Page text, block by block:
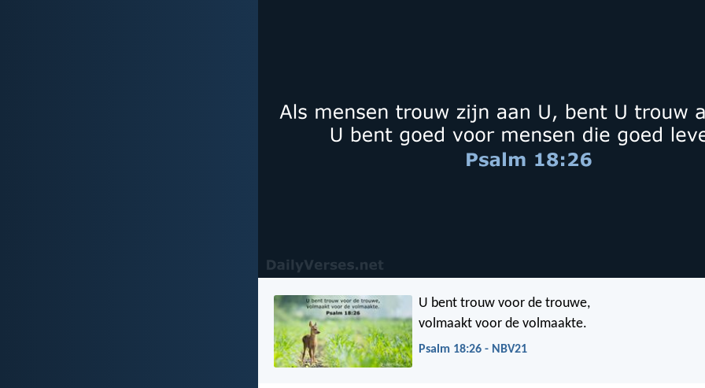
U bent trouw voor de trouwe,
volmaakt voor de volmaakte.
Psalm 18:26 - NBV21